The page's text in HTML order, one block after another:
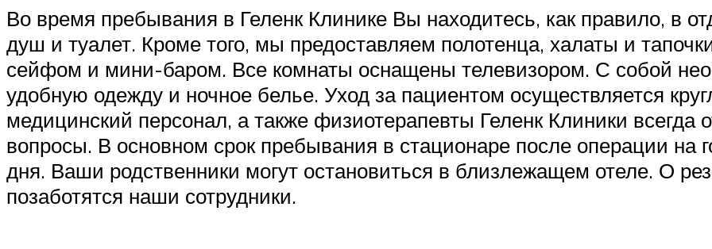
Во время пребывания в Геленк Клинике Вы находитесь, как правило, в
душ и туалет. Кроме того, мы предоставляем полотенца, халаты и
сейфом и мини-баром. Все комнаты оснащены телевизором. С собой
удобную одежду и ночное белье. Уход за пациентом осуществляется
медицинский персонал, а также физиотерапевты Геленк Клиники всегда
вопросы. В основном срок пребывания в стационаре после операции на
дня. Ваши родственники могут остановиться в близлежащем отеле. О
позаботятся наши сотрудники.